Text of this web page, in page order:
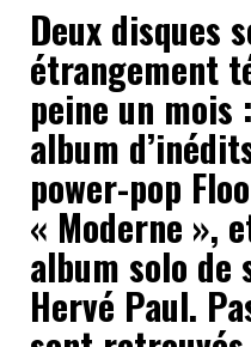
Deux disques
étrangement
peine un mois
album
power-pop
« Moderne »,
album solo
Hervé Paul.